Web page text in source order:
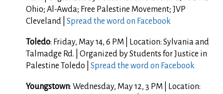
Ohio; Al-Awda; Free Palestine Movement; JVP
Cleveland |Spread the word on Facebook
Toledo: Friday, May 14, 6 PM | Location: Sylvania and
Talmadge Rd. | Organized byStudents for Justice in
Palestine Toledo |Spread the word on Facebook
Youngstown: Wednesday, May 12, 3 PM | Location: